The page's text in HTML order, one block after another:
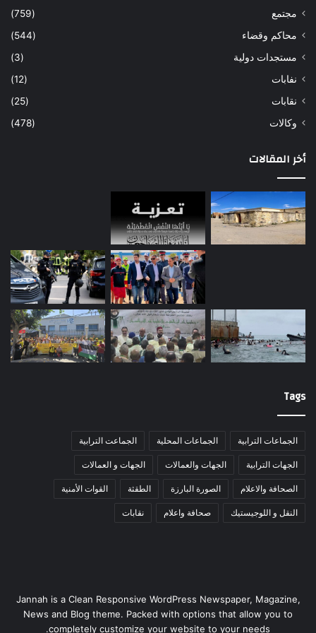
مجتمع
(759)
محاكم وقضاء
(544)
مستجدات دولية
(3)
نفابات
(12)
نقابات
(25)
وكالات
(478)
أخر المقالات
Tags
الجماعات الترابية الجماعات المحلية الجماعت الترابية
الجهات الترابية الجهات والعمالات الجهات و العمالات
الصحافة والاعلام الصورة البارزة الطقثة القوات الأمنية
النقل و اللوجيستيك صحافة واعلام نقابات
Jannah is a Clean Responsive WordPress Newspaper, Magazine,
News and Blog theme. Packed with options that allow you to
completely customize your website to your needs.